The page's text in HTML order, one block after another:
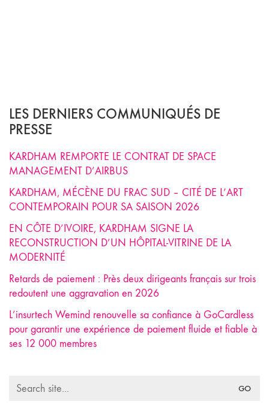
LES DERNIERS COMMUNIQUÉS DE
PRESSE
KARDHAM REMPORTE LE CONTRAT DE SPACE
MANAGEMENT D’AIRBUS
KARDHAM, MÉCÈNE DU FRAC SUD – CITÉ DE L’ART
CONTEMPORAIN POUR SA SAISON 2026
EN CÔTE D’IVOIRE, KARDHAM SIGNE LA
RECONSTRUCTION D’UN HÔPITAL-VITRINE DE LA
MODERNITÉ
Retards de paiement : Près deux dirigeants français sur trois
redoutent une aggravation en 2026
L’insurtech Wemind renouvelle sa confiance à GoCardless
pour garantir une expérience de paiement fluide et fiable à
ses 12 000 membres
Search